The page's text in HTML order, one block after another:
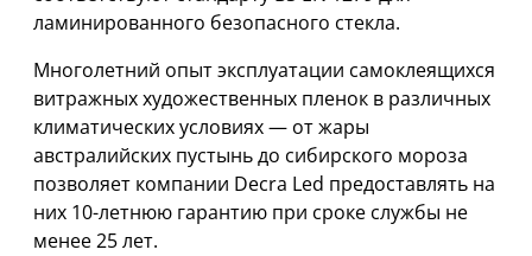
ламинированного безопасного стекла.
Многолетний опыт эксплуатации самоклеящихся
витражных художественных пленок в различных
климатических условиях — от жары
австралийских пустынь до сибирского мороза
позволяет компании Decra Led предоставлять на
них 10-летнюю гарантию при сроке службы не
менее 25 лет.